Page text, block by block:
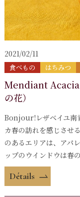
2021/02/11
食べもの はちみつ
Mendiant Acacia
の花）
Bonjour!レザベイユ南
カ春の訪れを感じさせ
のあるエリアは、アパ
ップのウインドウは春
Détails